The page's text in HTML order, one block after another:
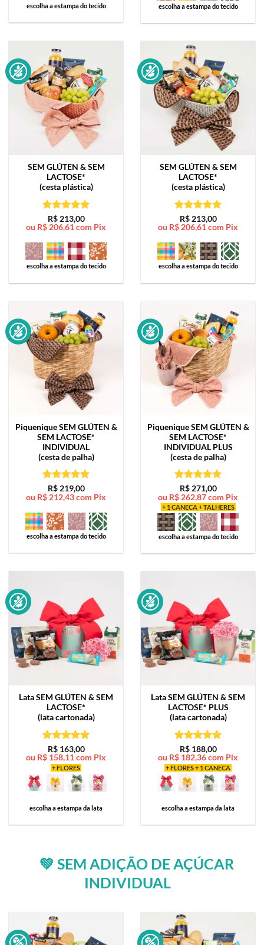
escolha a estampa do tecido escolha a estampa do tecido
SEM GLÚTEN & SEM
LACTOSE*
(cesta plástica)
Avaliação5
de 5
R$213,00
ou R$ 206,61 com Pix
escolha a estampa do tecido
SEM GLÚTEN & SEM
LACTOSE*
(cesta plástica)
Avaliação5
de 5
R$213,00
ou R$ 206,61 com Pix
escolha a estampa do tecido
Piquenique SEM GLÚTEN &
SEM LACTOSE*
INDIVIDUAL
(cesta de palha)
Avaliação5
de 5
R$219,00
ou R$ 212,43com Pix
escolha a estampa do tecido
Piquenique SEM GLÚTEN &
SEM LACTOSE*
INDIVIDUAL PLUS
(cesta de palha)
Avaliação5
de 5
R$271,00
ou R$ 262,87com Pix
+ 1 CANECA + TALHERES
escolha a estampa do tecido
LataSEM GLÚTEN & SEM
LACTOSE*
(lata cartonada)
Avaliação5
de 5
R$163,00
ou R$ 158,11 com Pix
+ FLORES
escolha a estampa da lata
LataSEM GLÚTEN & SEM
LACTOSE* PLUS
(lata cartonada)
Avaliação5
de 5
R$188,00
ou R$ 182,36com Pix
+ FLORES + 1 CANECA
escolha a estampa da lata
💚 SEM ADIÇÃO DE AÇÚCAR
INDIVIDUAL